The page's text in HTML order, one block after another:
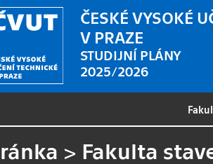
ČESKÉ VYSOKÉ
V PRAZE
STUDIJNÍ PLÁNY
2025/2026
> Fakulta